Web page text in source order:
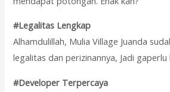
#Legalitas Lengkap
Alhamdulillah, Mulia Village Juanda
legalitas dan perizinannya, Jadi
#Developer Terpercaya